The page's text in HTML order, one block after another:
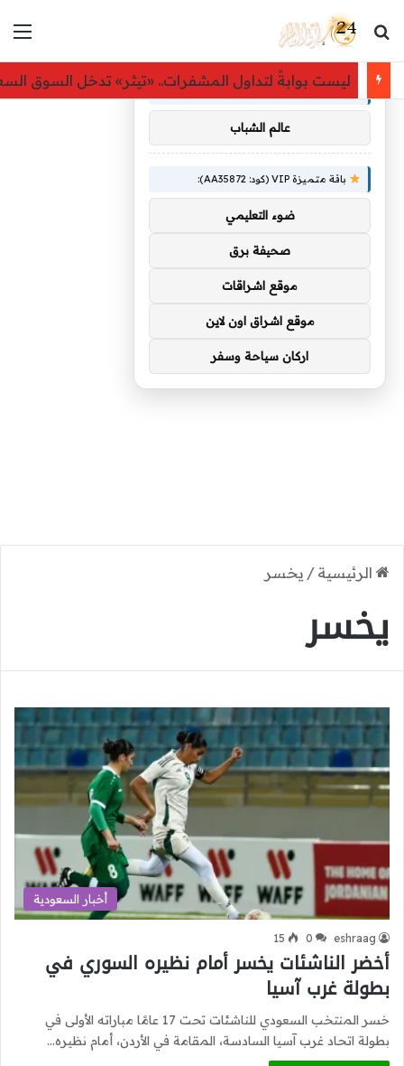
بحث عن
ليست بوابةً لتداول المشفرات.. «تيثر» تدخل السوق
الرئيسية / يخسر
يخسر
أخبار السعودية
eshraag
0
15
أخضر الناشئات يخسر أمام نظيره السوري في
بطولة غرب آسيا
خسر المنتخب السعودي للناشئات تحت 17 عامًا مباراته الأولى في
بطولة اتحاد غرب آسيا السادسة، المقامة في الأردن، أمام نظيره…
توصيات :
باقة متميزة VIP (كود: AA86842):
عالم الشباب
باقة متميزة VIP (كود: AA35872):
ضوء التعليمي
صحيفة برق
موقع اشراقات
موقع اشراق اون لاين
اركان سياحة وسفر